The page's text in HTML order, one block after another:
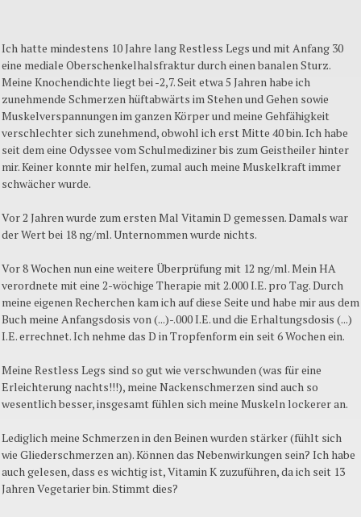
Ich hatte mindestens 10 Jahre lang Restless Legs und mit Anfang 30
eine mediale Oberschenkelhalsfraktur durch einen banalen Sturz.
Meine Knochendichte liegt bei -2,7. Seit etwa 5 Jahren habe ich
zunehmende Schmerzen hüftabwärts im Stehen und Gehen sowie
Muskelverspannungen im ganzen Körper und meine Gehfähigkeit
verschlechter sich zunehmend, obwohl ich erst Mitte 40 bin. Ich habe
seit dem eine Odyssee vom Schulmediziner bis zum Geistheiler hinter
mir. Keiner konnte mir helfen, zumal auch meine Muskelkraft immer
schwächer wurde.
Vor 2 Jahren wurde zum ersten Mal Vitamin D gemessen. Damals war
der Wert bei 18 ng/ml. Unternommen wurde nichts.
Vor 8 Wochen nun eine weitere Überprüfung mit 12 ng/ml. Mein HA
verordnete mit eine 2-wöchige Therapie mit 2.000 I.E. pro Tag. Durch
meine eigenen Recherchen kam ich auf diese Seite und habe mir aus dem
Buch meine Anfangsdosis von (...)-.000 I.E. und die Erhaltungsdosis (...)
I.E. errechnet. Ich nehme das D in Tropfenform ein seit 6 Wochen ein.
Meine Restless Legs sind so gut wie verschwunden (was für eine
Erleichterung nachts!!!), meine Nackenschmerzen sind auch so
wesentlich besser, insgesamt fühlen sich meine Muskeln lockerer an.
Lediglich meine Schmerzen in den Beinen wurden stärker (fühlt sich
wie Gliederschmerzen an). Können das Nebenwirkungen sein? Ich habe
auch gelesen, dass es wichtig ist, Vitamin K zuzuführen, da ich seit 13
Jahren Vegetarier bin. Stimmt dies?